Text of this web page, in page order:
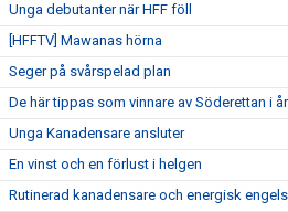
Unga debutanter när HFF föll
[HFFTV] Mawanas hörna
Seger på svårspelad plan
De här tippas som vinnare av Söderettan i
Unga Kanadensare ansluter
En vinst och en förlust i helgen
Rutinerad kanadensare och energisk